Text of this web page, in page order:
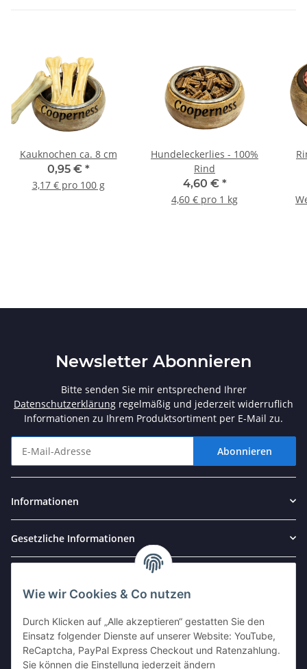
Wie wir Cookies & Co nutzen
Durch Klicken auf „Alle akzeptieren“ gestatten Sie den
Einsatz folgender Dienste auf unserer Website: YouTube,
ReCaptcha, PayPal Express Checkout und Ratenzahlung.
Sie können die Einstellung jederzeit ändern
Kauknochen ca. 8 cm
0,95 € *
3,17 € pro 100 g
Hundeleckerlies - 100%
Rind
4,60 € *
4,60 € pro 1 kg
Newsletter Abonnieren
Bitte senden Sie mir entsprechend Ihrer
Datenschutzerklärung regelmäßig und jederzeit widerruflich
Informationen zu Ihrem Produktsortiment per E-Mail zu.
Abonnieren
Informationen
Gesetzliche Informationen